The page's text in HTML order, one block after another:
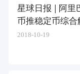
星球日报 | 阿里
币推稳定币综
2018-10-19